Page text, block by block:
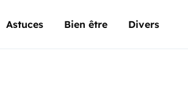
Astuces Bien être Divers